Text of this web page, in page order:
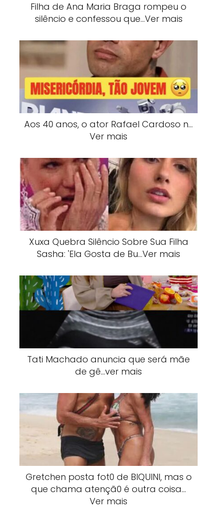
Filha de Ana Maria Braga rompeu o
silêncio e confessou que…Ver mais
Aos 40 anos, o ator Rafael Cardoso n…
Ver mais
Xuxa Quebra Silêncio Sobre Sua Filha
Sasha: 'Ela Gosta de Bu…Ver mais
Tati Machado anuncia que será mãe
de gê…ver mais
Gretchen posta fot0 de BlQUlNI, mas o
que chama atençã0 é outra coisa…
Ver mais